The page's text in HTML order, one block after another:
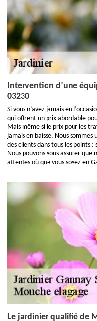
Intervention d’une
03230
Si vous n’avez jamais eu
qui offrent un prix abordable
Mais même si le prix pour les
jamais en baisse. Nous
des clients dans tous les points
Nous pouvons vous assurer
attentes où que vous soyez en
Le jardinier qualifié de